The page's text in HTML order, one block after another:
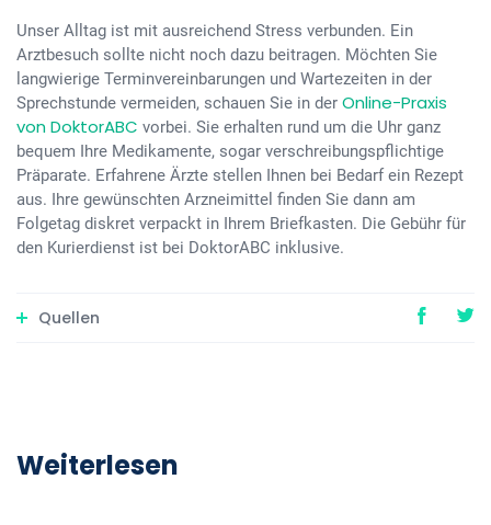
Unser Alltag ist mit ausreichend Stress verbunden. Ein
Arztbesuch sollte nicht noch dazu beitragen. Möchten Sie
langwierige Terminvereinbarungen und Wartezeiten in der
Sprechstunde vermeiden, schauen Sie in der Online-Praxis
von DoktorABC vorbei. Sie erhalten rund um die Uhr ganz
bequem Ihre Medikamente, sogar verschreibungspflichtige
Präparate. Erfahrene Ärzte stellen Ihnen bei Bedarf ein Rezept
aus. Ihre gewünschten Arzneimittel finden Sie dann am
Folgetag diskret verpackt in Ihrem Briefkasten. Die Gebühr für
den Kurierdienst ist bei DoktorABC inklusive.
Quellen
Weiterlesen